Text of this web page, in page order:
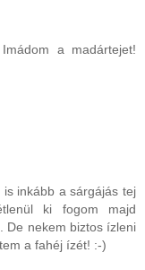
a madártejet!
inkább a sárgájás tej
ki fogom majd
De nekem biztos ízleni
a fahéj ízét! :-)